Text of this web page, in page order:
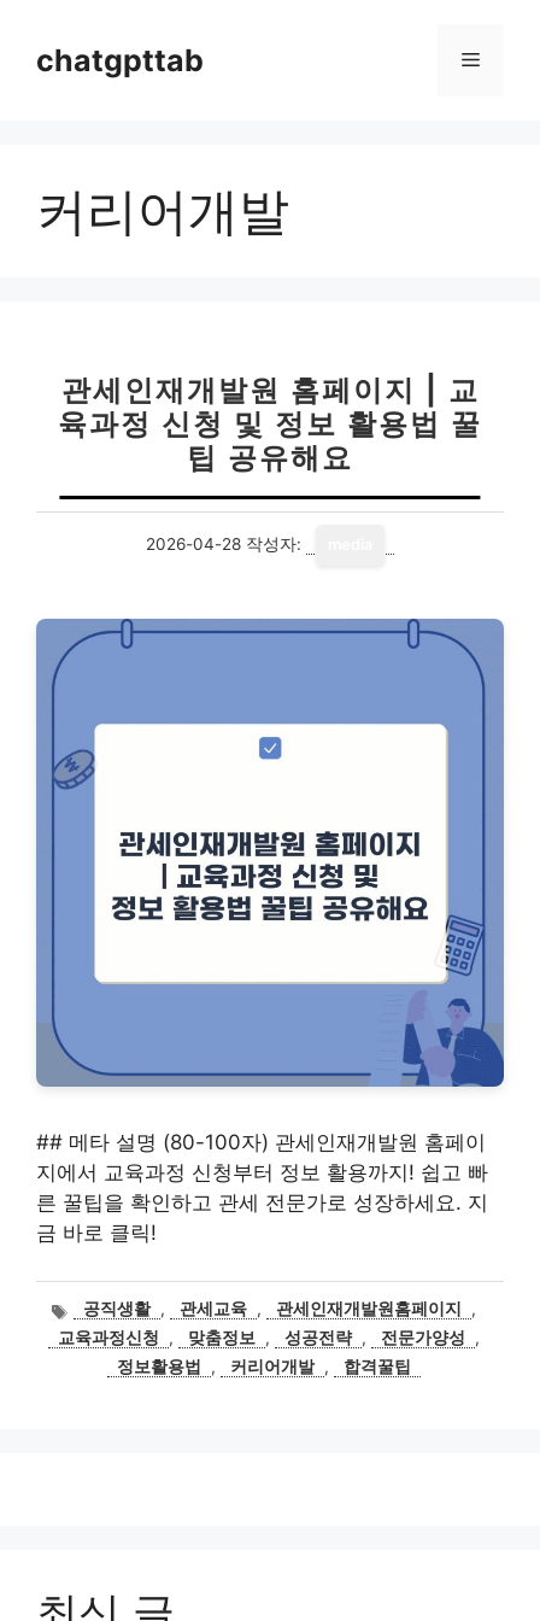
chatgpttab 메
커리어개발
관세인재개발원 홈페이지 | 교
육과정 신청 및 정보 활용법 꿀
팁 공유해요
2026-04-28 작성자:
## 메타 설명 (80-100자) 관세인재개발원 홈페이
지에서 교육과정 신청부터 정보 활용까지! 쉽고 빠
른 꿀팁을 확인하고 관세 전문가로 성장하세요. 지
금 바로 클릭!
태
그
공직생활 , 관세교육 , 관세인재개발원홈페이지
,
교육과정신청
, 맞춤정보 , 성공전략 , 전문가양성
,
정보활용법
, 커리어개발 , 합격꿀팁